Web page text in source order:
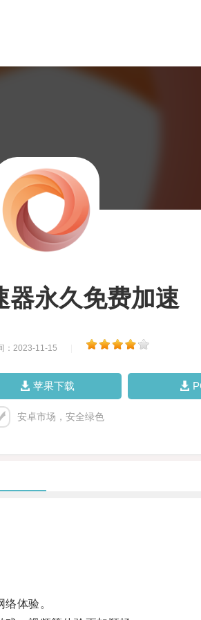
器永久免费加速
：2023-11-15
苹果下载
安卓市场，安全绿色
体验。